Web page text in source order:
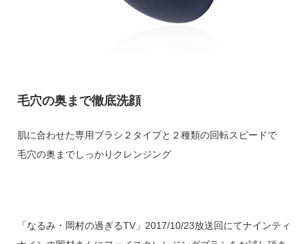
毛穴の奥まで徹底洗顔
肌に合わせた専用ブラシ２タイプと２種類の回転スピードで
毛穴の奥までしっかりクレンジング
「なるみ・岡村の過ぎるTV」2017/10/23放送回にてナインティ